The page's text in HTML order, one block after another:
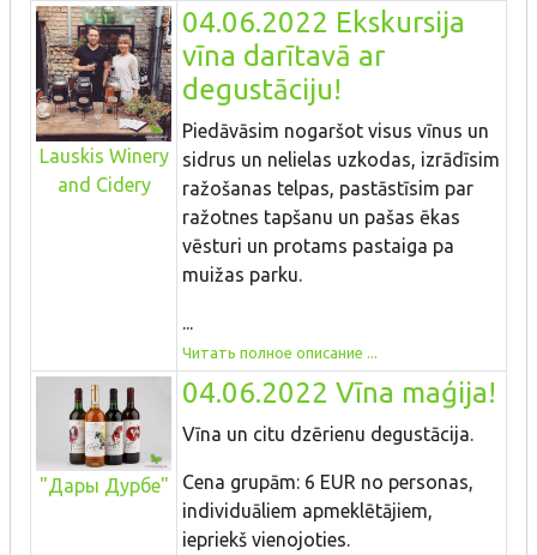
Lauskis Winery
and Cidery
04.06.2022 Ekskursija
vīna darītavā ar
degustāciju!
Piedāvāsim nogaršot visus vīnus un
sidrus un nelielas uzkodas, izrādīsim
ražošanas telpas, pastāstīsim par
ražotnes tapšanu un pašas ēkas
vēsturi un protams pastaiga pa
muižas parku.
...
Читать полное описание ...
"Дары Дурбе"
04.06.2022 Vīna maģija!
Vīna un citu dzērienu degustācija.
Cena grupām: 6 EUR no personas,
individuāliem apmeklētājiem,
iepriekš vienojoties.